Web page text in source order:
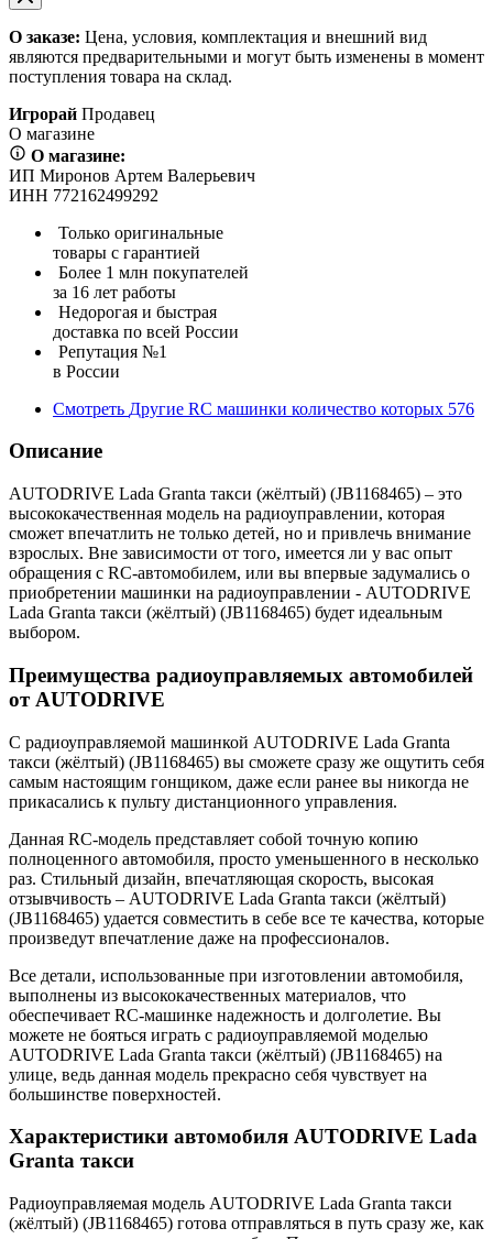
О заказе: Цена, условия, комплектация и внешний вид
являются предварительными и могут быть изменены в момент
поступления товара на склад.
Игрорай Продавец
О магазине
О магазине:
ИП Миронов Артем Валерьевич
ИНН 772162499292
Только оригинальные
товары с гарантией
Более 1 млн покупателей
за 16 лет работы
Недорогая и быстрая
доставка по всей России
Репутация №1
в России
Смотреть Другие RC машинки количество которых 576
Описание
AUTODRIVE Lada Granta такси (жёлтый) (JB1168465) – это
высококачественная модель на радиоуправлении, которая
сможет впечатлить не только детей, но и привлечь внимание
взрослых. Вне зависимости от того, имеется ли у вас опыт
обращения с RC-автомобилем, или вы впервые задумались о
приобретении машинки на радиоуправлении - AUTODRIVE
Lada Granta такси (жёлтый) (JB1168465) будет идеальным
выбором.
Преимущества радиоуправляемых автомобилей
от AUTODRIVE
С радиоуправляемой машинкой AUTODRIVE Lada Granta
такси (жёлтый) (JB1168465) вы сможете сразу же ощутить себя
самым настоящим гонщиком, даже если ранее вы никогда не
прикасались к пульту дистанционного управления.
Данная RC-модель представляет собой точную копию
полноценного автомобиля, просто уменьшенного в несколько
раз. Стильный дизайн, впечатляющая скорость, высокая
отзывчивость – AUTODRIVE Lada Granta такси (жёлтый)
(JB1168465) удается совместить в себе все те качества, которые
произведут впечатление даже на профессионалов.
Все детали, использованные при изготовлении автомобиля,
выполнены из высококачественных материалов, что
обеспечивает RC-машинке надежность и долголетие. Вы
можете не бояться играть с радиоуправляемой моделью
AUTODRIVE Lada Granta такси (жёлтый) (JB1168465) на
улице, ведь данная модель прекрасно себя чувствует на
большинстве поверхностей.
Характеристики автомобиля AUTODRIVE Lada
Granta такси
Радиоуправляемая модель AUTODRIVE Lada Granta такси
(жёлтый) (JB1168465) готова отправляться в путь сразу же, как